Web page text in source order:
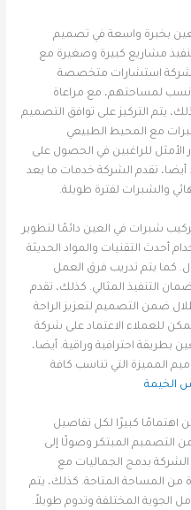
بخبرة واسعة في تصميم
مشاريع كبيرة وصغيرة مع
الشركة استشارات متخصصة
لمساحتهم، مع مراعاة
يتم التركيز على توافق التصميم
مع المحيط الطبيعي
الأمثل للراغبين في الحصول على
أيضا، تقدم الشركة خدمات ما بعد
والشبرات لفترة طويلة.
شبرات في العين دائمًا لتطوير
أحدث التقنيات والمواد الحديثة
كما يتم تدريب فرق العمل
التنفيذ المثالي. كذلك، تقدم
ضمن التصميم لتعزيز الراحة
للعملاء الاعتماد على شركة
بطريقة احترافية وراقية. أيضا،
المميزة التي تناسب كافة
الخيمة
اهتمامًا كبيرًا لكل تفاصيل
التصميم المبتكر وصولًا إلى
بدمج الجماليات مع
من المساحة المتاحة. كذلك، يتم
الجوية المختلفة وتدوم طويلاً.